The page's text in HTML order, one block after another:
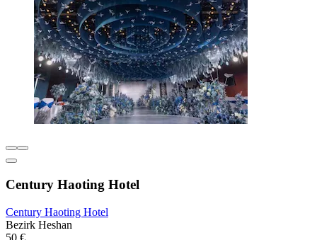
Century Haoting Hotel
Century Haoting Hotel
Bezirk Heshan
50 €